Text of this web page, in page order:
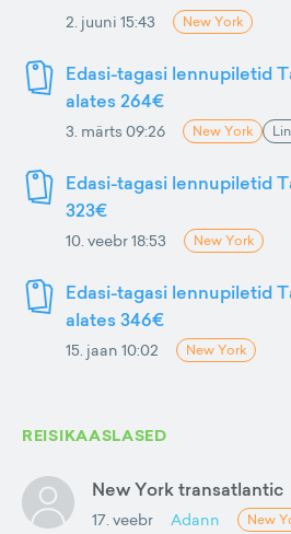
2. juuni 15:43 New York
Edasi-tagasi lennupiletid
alates 264€
3. märts 09:26 New York
Edasi-tagasi lennupiletid
323€
10. veebr 18:53 New York
Edasi-tagasi lennupiletid
alates 346€
15. jaan 10:02 New York
REISIKAASLASED
New York transatlantic
17. veebr Adann New